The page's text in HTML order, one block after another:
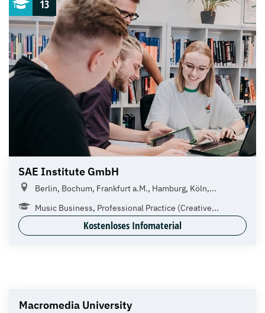
13
SAE Institute GmbH
Berlin, Bochum, Frankfurt a.M., Hamburg, Köln,...
Music Business, Professional Practice (Creative...
Kostenloses Infomaterial
Macromedia University